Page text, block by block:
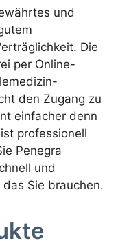
und
Die
per Online-
den Zugang zu
einfacher denn
professionell
Penegra
und
Sie brauchen.